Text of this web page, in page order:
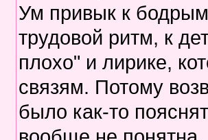
Ум привык к
трудовой ритм, к
плохо" и лирике,
связям. Потому
было как-то